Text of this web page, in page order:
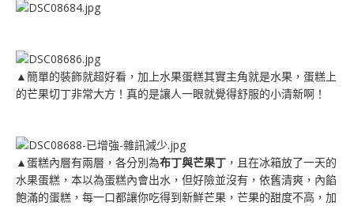
▲簡單的裝飾就超好看，加上水果蛋糕其實主角就是水果，蛋糕上
的芒果切丁非常大方！真的是讓人一眼就覺得舒服的小清新啊！
▲蛋糕內層有兩層，各分別為布丁與芒果丁 ，且在冰箱放了一天的
水果蛋糕，本以為蛋糕內會出水，但好險並沒有，依舊清爽，內餡
飽滿的蛋糕，每一口都讓你吃得到新鮮芒果，芒果的甜度不高，加